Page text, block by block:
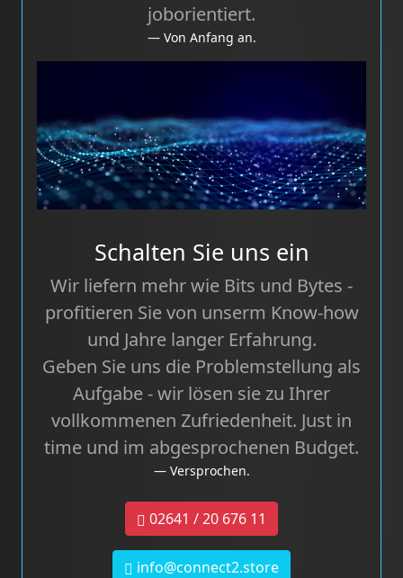
joborientiert.
Von Anfang an.
Schalten Sie uns ein
Wir liefern mehr wie Bits und Bytes -
profitieren Sie von unserm Know-how
und Jahre langer Erfahrung.
Geben Sie uns die Problemstellung als
Aufgabe - wir lösen sie zu Ihrer
vollkommenen Zufriedenheit. Just in
time und im abgesprochenen Budget.
Versprochen.
02641 / 20 676 11
info@connect2.store